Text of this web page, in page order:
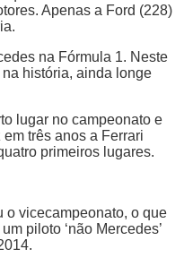
Apenas a Ford (228)
na Fórmula 1. Neste
história, ainda longe
lugar no campeonato e
três anos a Ferrari
primeiros lugares.
o vicecampeonato, o que
piloto ‘não Mercedes’